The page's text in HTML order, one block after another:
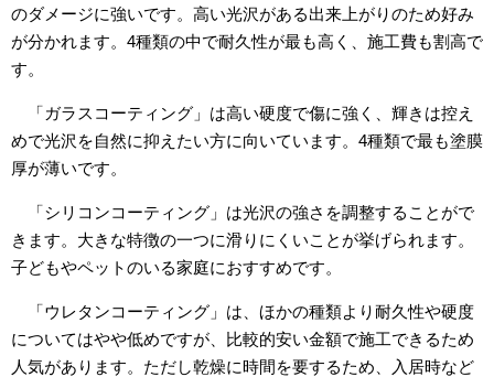
のダメージに強いです。高い光沢がある出来上がりのため好み
が分かれます。4種類の中で耐久性が最も高く、施工費も割高で
す。
「ガラスコーティング」は高い硬度で傷に強く、輝きは控え
めで光沢を自然に抑えたい方に向いています。4種類で最も塗膜
厚が薄いです。
「シリコンコーティング」は光沢の強さを調整することがで
きます。大きな特徴の一つに滑りにくいことが挙げられます。
子どもやペットのいる家庭におすすめです。
「ウレタンコーティング」は、ほかの種類より耐久性や硬度
についてはやや低めですが、比較的安い金額で施工できるため
人気があります。ただし乾燥に時間を要するため、入居時など